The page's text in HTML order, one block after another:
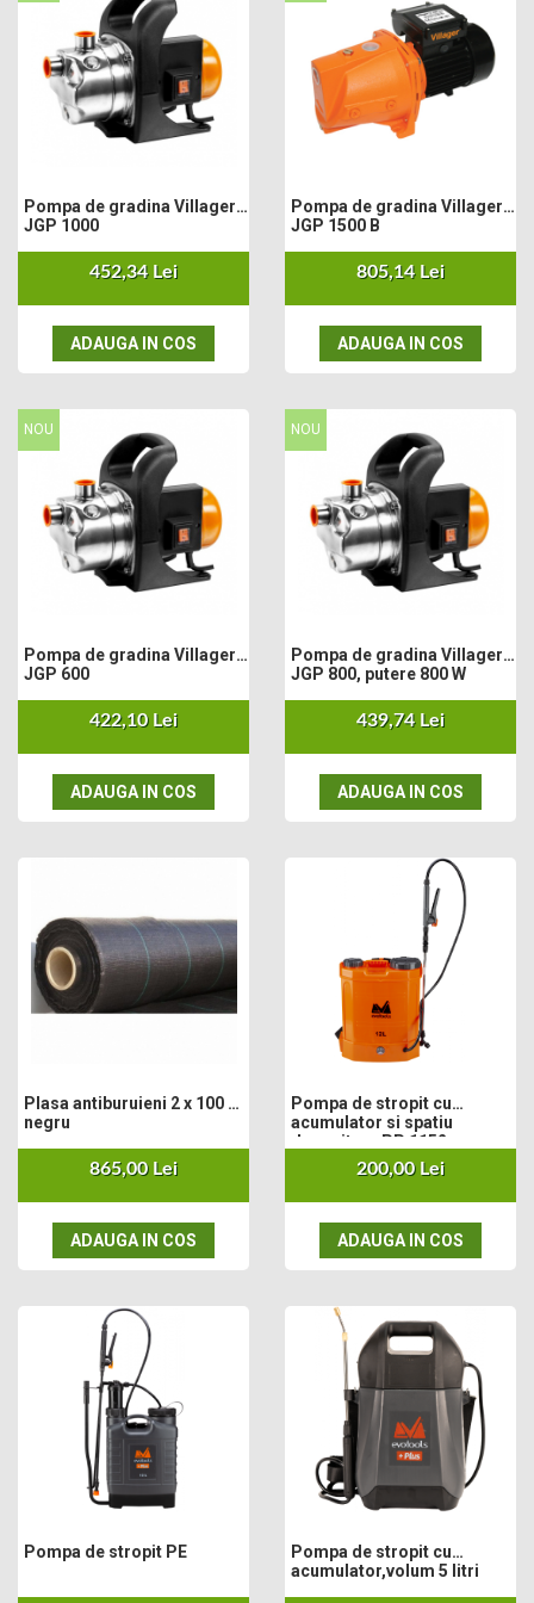
Masini electrice de tuns oi
Motoburghiu
Fierăstrău de mână
Topoare
Suflante
Tocator resturi vegetale
Tavalugi manuali
Scarificatoare
Tăvălugi pentru gazon
Role de irigat
Aeratoare pentru gazon
Șuruburi Autoforante
Utilaje Agricole
Motocultoare
Motosape
Motocositori
Motopompe
Batoze
Granulatoare furaje
Tocatori vegetatie
Zdrobitori
Rarițe
Freze de pamant
Grape
Articole Electrice
Prelungitoare
Sigurante electrice
Surse de iluminat
Plafoniere
Scule Pentru Construcții
Betoniere
Ciocane rotopercutoare
Plase Gard
Plasa sarma galvanizata zincata
Plasa sarma rabit
Sarma moale neagra pentru fierari si
dulgheri; sarma zincata; sarma ghimpata
Plase din polietilena
Plase anti pasari
Pompa de gradina Villager
JGP 1000
452,34 Lei
ADAUGA IN COS
Pompa de gradina Villager
JGP 1500 B
805,14 Lei
ADAUGA IN COS
NOU
Pompa de gradina Villager
JGP 600
422,10 Lei
ADAUGA IN COS
NOU
Pompa de gradina Villager
JGP 800, putere 800 W
439,74 Lei
ADAUGA IN COS
Plasa antiburuieni 2 x 100 m,
negru
865,00 Lei
ADAUGA IN COS
Pompa de stropit cu
acumulator si spatiu
depozitare PP 1152
200,00 Lei
ADAUGA IN COS
Pompa de stropit PE
Pompa de stropit cu
acumulator,volum 5 litri